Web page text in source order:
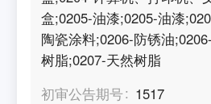
盒;0205-油漆;0205-油漆
陶瓷涂料;0206-防锈油
树脂;0207-天然树脂
初审公告期号
1517